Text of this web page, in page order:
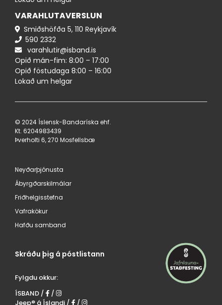
VARAHLUTAVERSLUN
Smiðshöfða 5, 110 Reykjavík
590 ​2332
varahlutir@isband.is
Opið mán-fim: 8:00 – 17:00
Opið föstudaga 8:00 – 16:00
Lokað um helgar
© 2024 Íslensk-Bandaríska ehf.
Kt. 620498​3439
Þverholti 6, 270 Mosfellsbæ
Neyðarþjónusta
Ábyrgðarskilmálar
Friðhelgisstefna
Vafrakökur
Hafðu samband
Skráðu þig á póstlistann
Fylgdu okkur:
ÍSBAND /
/
Jeep® á Íslandi /
/